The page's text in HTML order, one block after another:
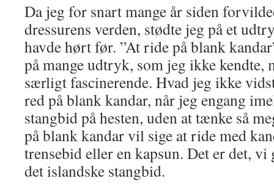
Da jeg for snart mange år siden
dressurens verden, stødte jeg på et
havde hørt før. ”At ride på blank
på mange udtryk, som jeg ikke kendte,
særligt fascinerende. Hvad jeg ikke
red på blank kandar, når jeg engang
stangbid på hesten, uden at tænke så
på blank kandar vil sige at ride med
trensebid eller en kapsun. Det er det, vi
det islandske stangbid.